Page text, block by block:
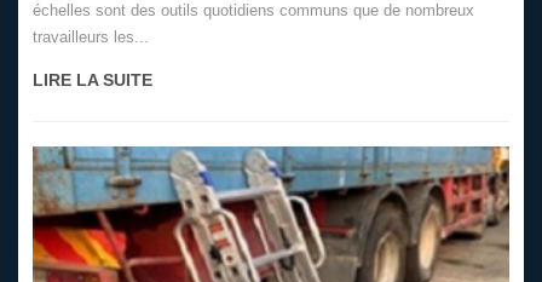
échelles sont des outils quotidiens communs que de nombreux
travailleurs les...
LIRE LA SUITE